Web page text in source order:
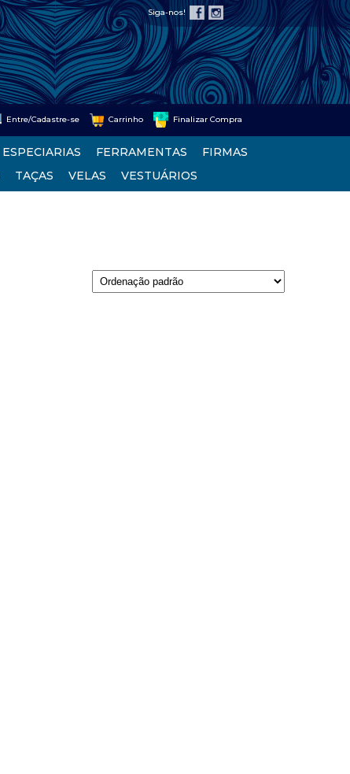
Siga-nos!
Entre/Cadastre-se Carrinho Finalizar Compra
ESPECIARIAS FERRAMENTAS
FIRMAS
TAÇAS VELAS VESTUÁRIOS